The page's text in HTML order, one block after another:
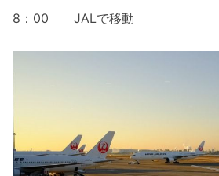
8：00 JALで移動